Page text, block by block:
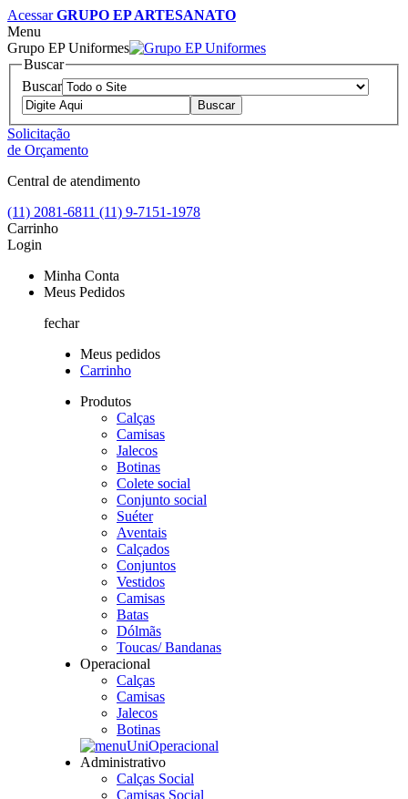
AcessarGRUPO EP ARTESANATO
Menu
Grupo EP Uniformes
Buscar
Buscar
Solicitação
de Orçamento
Central de atendimento
(11) 2081-6811 (11) 9-7151-1978
Carrinho
Login
Minha Conta
Meus Pedidos
fechar
Meus pedidos
Carrinho
Produtos
Calças
Camisas
Jalecos
Botinas
Colete social
Conjunto social
Suéter
Aventais
Calçados
Conjuntos
Vestidos
Camisas
Batas
Dólmãs
Toucas/ Bandanas
Operacional
Calças
Camisas
Jalecos
Botinas
Administrativo
Calças Social
Camisas Social